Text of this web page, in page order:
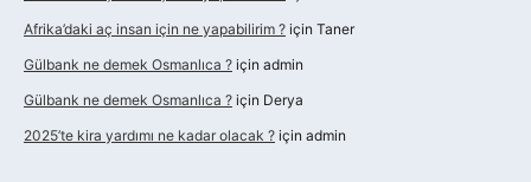
Afrika’daki aç insan için ne yapabilirim ? için Taner
Gülbank ne demek Osmanlıca ? için admin
Gülbank ne demek Osmanlıca ? için Derya
2025’te kira yardımı ne kadar olacak ? için admin